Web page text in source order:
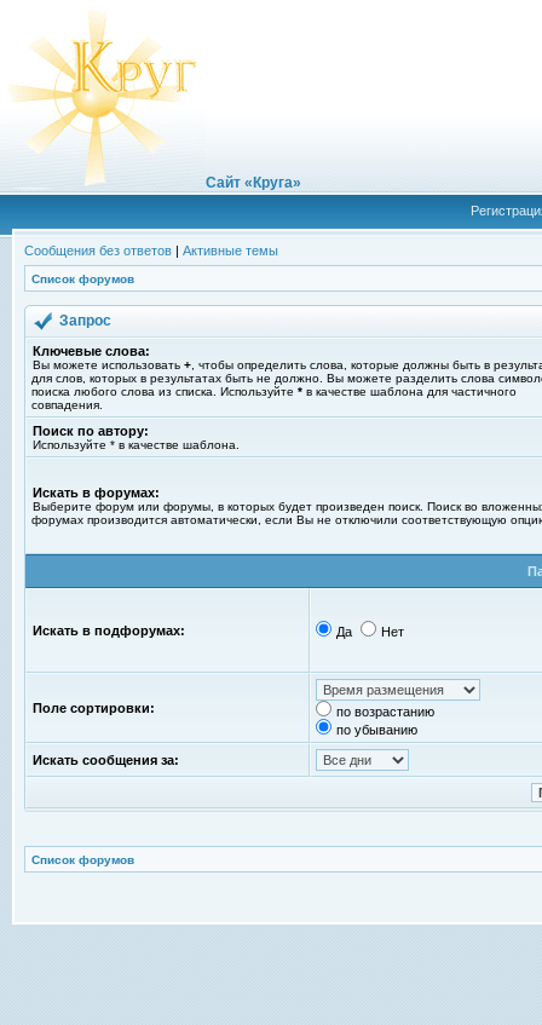
Сайт «Круга»
Сообщения без ответов | Активные темы
Список форумов
Запрос
Ключевые слова:
Вы можете использовать + , чтобы определить слова, которые должны быть в
для слов, которых в результатах быть не должно. Вы можете разделить слова
поиска любого слова из списка. Используйте * в качестве шаблона для частичного
совпадения.
Поиск по автору:
Используйте * в качестве шаблона.
Искать в форумах:
Выберите форум или форумы, в которых будет произведен поиск. Поиск во
форумах производится автоматически, если Вы не отключили соответствующую
Искать в подфорумах: Да Нет
Поле сортировки:
по возрастанию
по убыванию
Искать сообщения за:
Список форумов